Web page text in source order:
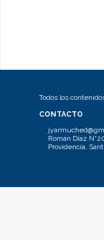
Todos los
CONTACTO
Román Díaz
Providencia,